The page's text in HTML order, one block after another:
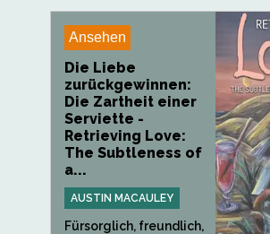
Ansehen
Die Liebe
zurückgewinnen:
Die Zartheit einer
Serviette -
Retrieving Love:
The Subtleness of
a...
AUSTIN MACAULEY
Fürsorglich, freundlich,